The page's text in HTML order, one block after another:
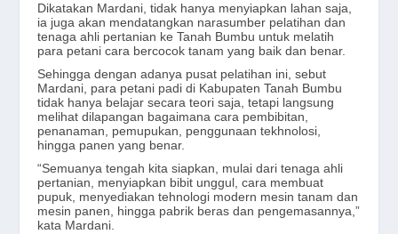
Dikatakan Mardani, tidak hanya menyiapkan lahan saja,
ia juga akan mendatangkan narasumber pelatihan dan
tenaga ahli pertanian ke Tanah Bumbu untuk melatih
para petani cara bercocok tanam yang baik dan benar.
Sehingga dengan adanya pusat pelatihan ini, sebut
Mardani, para petani padi di Kabupaten Tanah Bumbu
tidak hanya belajar secara teori saja, tetapi langsung
melihat dilapangan bagaimana cara pembibitan,
penanaman, pemupukan, penggunaan tekhnolosi,
hingga panen yang benar.
“Semuanya tengah kita siapkan, mulai dari tenaga ahli
pertanian, menyiapkan bibit unggul, cara membuat
pupuk, menyediakan tehnologi modern mesin tanam dan
mesin panen, hingga pabrik beras dan pengemasannya,”
kata Mardani.